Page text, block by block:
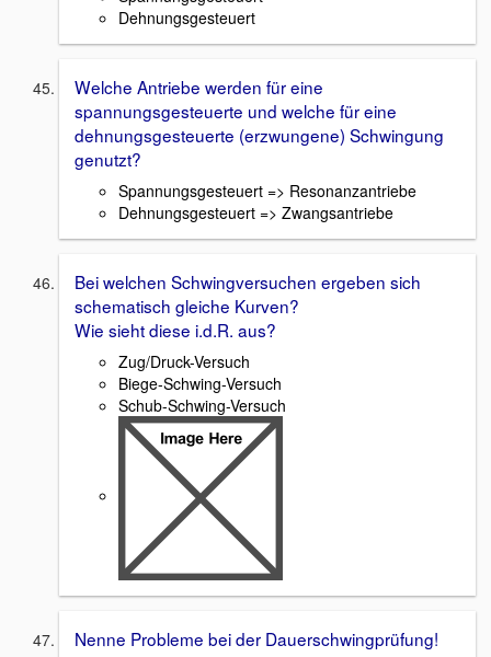
Dehnungsgesteuert
Welche Antriebe werden für eine
spannungsgesteuerte und welche für eine
dehnungsgesteuerte (erzwungene) Schwingung
genutzt?
Spannungsgesteuert => Resonanzantriebe
Dehnungsgesteuert => Zwangsantriebe
Bei welchen Schwingversuchen ergeben sich
schematisch gleiche Kurven?
Wie sieht diese i.d.R. aus?
Zug/Druck-Versuch
Biege-Schwing-Versuch
Schub-Schwing-Versuch
Nenne Probleme bei der Dauerschwingprüfung!